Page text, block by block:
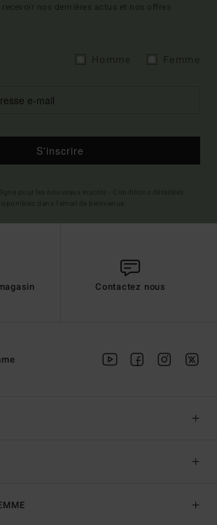
nos dernières actus et nos offres
S'inscrire
Contactez nous